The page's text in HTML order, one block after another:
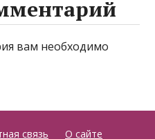
вам необходимо
связь О сайте